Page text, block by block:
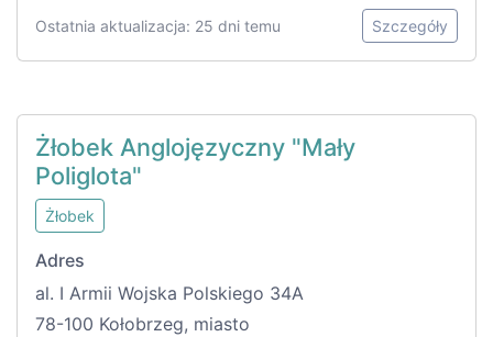
Ostatnia aktualizacja: 25 dni temu Szczegóły
Żłobek Anglojęzyczny "Mały
Poliglota"
Żłobek
Adres
al. I Armii Wojska Polskiego 34A
78-100 Kołobrzeg, miasto